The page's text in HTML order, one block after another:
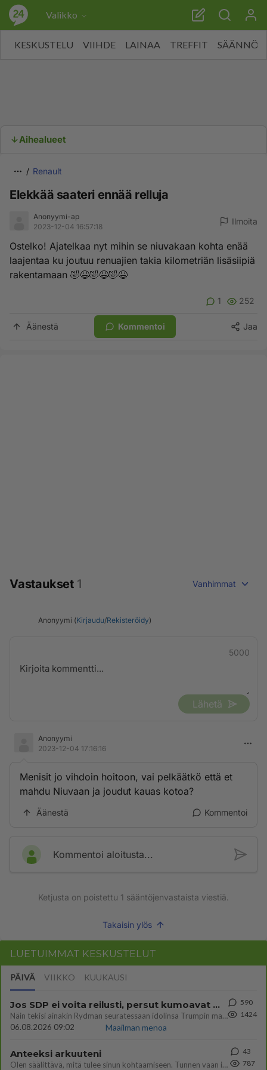
Valikko
KESKUSTELU VIIHDE LAINAA TREFFIT SÄÄNNÖT
Aihealueet
Renault
Elekkää saateri ennää relluja
Anonyymi-ap
2023-12-04 16:57:18
Ilmoita
Ostelko! Ajatelkaa nyt mihin se niuvakaan kohta enää
laajentaa ku joutuu renuajien takia kilometriän lisäsiipiä
rakentamaan 🤣😆🤣😆🤣😆
1 252
Äänestä Kommentoi Jaa
Vastaukset 1 Vanhimmat
Anonyymi (Kirjaudu/Rekisteröidy)
5000
Lähetä
Anonyymi
2023-12-04 17:16:16
Menisit jo vihdoin hoitoon, vai pelkäätkö että et
mahdu Niuvaan ja joudut kauas kotoa?
Äänestä Kommentoi
Kommentoi aloitusta...
Ketjusta on poistettu 1 sääntöjenvastaista viestiä.
Takaisin ylös
LUETUIMMAT KESKUSTELUT
PÄIVÄ VIIKKO KUUKAUSI
Jos SDP ei voita reilusti, persut kumoavat demokratian Suomesta
Näin tekisi ainakin Rydman seuratessaan idolinsa Trumpin mallia https://www.is.fi/politiikka/art-2000012187244.html
06.08.2026 09:02
Maailman menoa
590
1424
Anteeksi arkuuteni
Olen säälittävä, mitä tulee sinun kohtaamiseen. Tunnen vaan itseni todella epävarmaksi sun kanssa. Jos minun olisi pitän
43
787